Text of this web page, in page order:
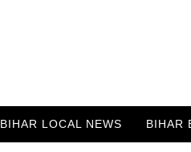
BIHAR LOCAL NEWS BIHAR